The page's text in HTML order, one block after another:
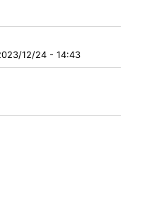
12/24 - 14:43